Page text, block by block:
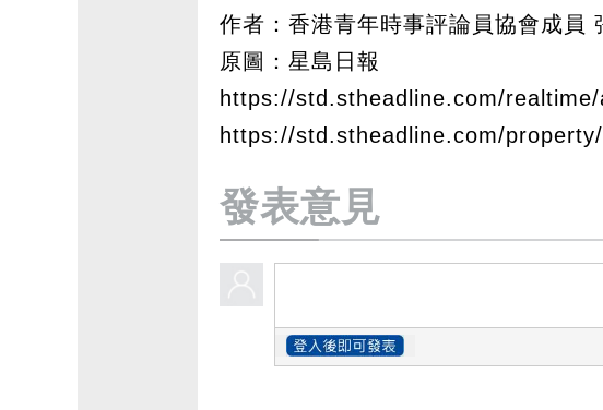
作者：香港青年時事評論員協會成員
原圖：星島日報
https://std.stheadline.com/
https://std.stheadline.com/
發表意見